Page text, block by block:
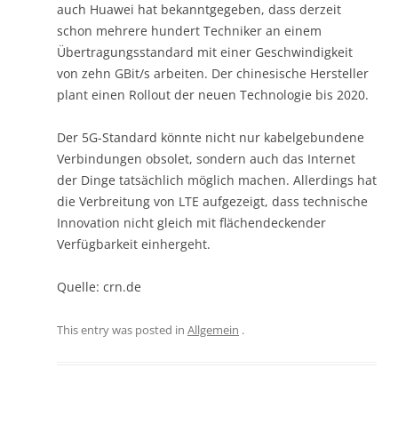
auch Huawei hat bekanntgegeben, dass derzeit
schon mehrere hundert Techniker an einem
Übertragungsstandard mit einer Geschwindigkeit
von zehn GBit/s arbeiten. Der chinesische Hersteller
plant einen Rollout der neuen Technologie bis 2020.
Der 5G-Standard könnte nicht nur kabelgebundene
Verbindungen obsolet, sondern auch das Internet
der Dinge tatsächlich möglich machen. Allerdings hat
die Verbreitung von LTE aufgezeigt, dass technische
Innovation nicht gleich mit flächendeckender
Verfügbarkeit einhergeht.
Quelle: crn.de
This entry was posted in Allgemein .